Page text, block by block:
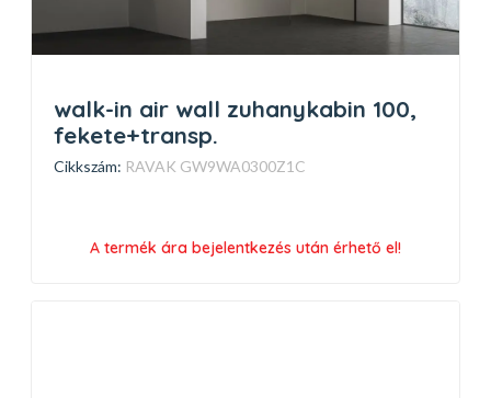
walk-in air wall zuhanykabin 100,
fekete+transp.
Cikkszám: RAVAK GW9WA0300Z1C
A termék ára bejelentkezés után érhető el!